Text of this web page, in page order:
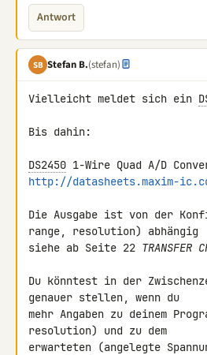
Antwort
SB Stefan B.(stefan)
Vielleicht meldet sich ein
Bis dahin:
DS2450
http://datasheets.maxim-
Die Ausgabe ist von der
range, resolution) abhängig
siehe ab Seite 22 TRANSFER
Du könntest in der
genauer stellen, wenn du
mehr Angaben zu deinem
resolution) und zu dem
erwarteten (angelegte